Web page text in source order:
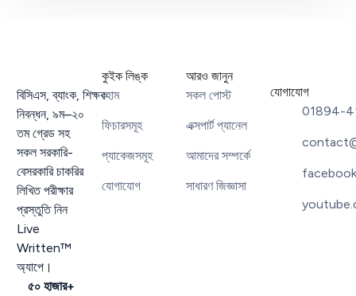
বিসিএস,ব্যাংক ,শিক্ষক
নিবন্ধন,৯ম–২০
তম গ্রেড সহ
সকল সরকারি-
বেসরকারি চাকরির
লিখিত পরীক্ষার
প্রস্তুতি নিন
Live
Written™
অ্যাপে।
৫০ হাজার+
কুইক লিঙ্ক
হোম
ফিচারসমূহ
প্যাকেজসমূহ
যোগাযোগ
আরও জানুন
সকল পোস্ট
এক্সপার্ট প্যানেল
আমাদের সম্পর্কে
সাধারণ জিজ্ঞাসা
যোগাযোগ
01894-